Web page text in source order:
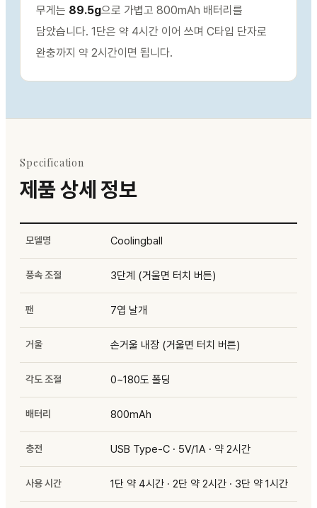
무게는 89.5g으로 가볍고 800mAh 배터리를
담았습니다. 1단은 약 4시간 이어 쓰며 C타입 단자로
완충까지 약 2시간이면 됩니다.
Specification
제품 상세 정보
모델명 Coolingball
풍속 조절 3단계 (거울면 터치 버튼)
팬 7엽 날개
거울 손거울 내장 (거울면 터치 버튼)
각도 조절 0~180도 폴딩
배터리 800mAh
충전 USB Type-C · 5V/1A · 약 2시간
사용 시간 1단 약 4시간 · 2단 약 2시간 · 3단 약 1시간